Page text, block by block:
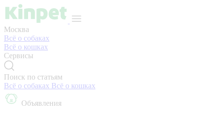
Москва
Всё о собаках
Всё о кошках
Сервисы
Поиск по статьям
Всё о собаках Всё о кошках
Объявления